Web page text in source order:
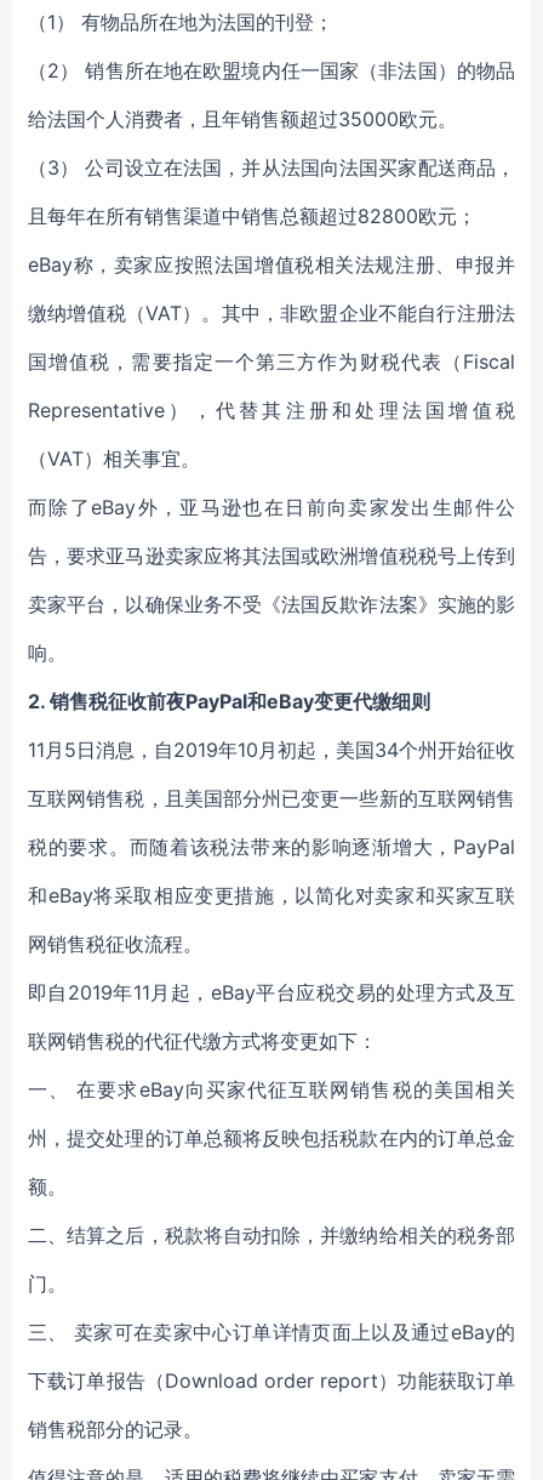
（1） 有物品所在地为法国的刊登；
（2） 销售所在地在欧盟境内任一国家（非法国）的物品
给法国个人消费者，且年销售额超过35000欧元。
（3） 公司设立在法国，并从法国向法国买家配送商品，
且每年在所有销售渠道中销售总额超过82800欧元；
eBay称，卖家应按照法国增值税相关法规注册、申报并
缴纳增值税（VAT）。其中，非欧盟企业不能自行注册法
国增值税，需要指定一个第三方作为财税代表（Fiscal
Representative），代替其注册和处理法国增值税
（VAT）相关事宜。
而除了eBay外，亚马逊也在日前向卖家发出生邮件公
告，要求亚马逊卖家应将其法国或欧洲增值税税号上传到
卖家平台，以确保业务不受《法国反欺诈法案》实施的影
响。
2. 销售税征收前夜PayPal和eBay变更代缴细则
11月5日消息，自2019年10月初起，美国34个州开始征收
互联网销售税，且美国部分州已变更一些新的互联网销售
税的要求。而随着该税法带来的影响逐渐增大，PayPal
和eBay将采取相应变更措施，以简化对卖家和买家互联
网销售税征收流程。
即自2019年11月起，eBay平台应税交易的处理方式及互
联网销售税的代征代缴方式将变更如下：
一、 在要求eBay向买家代征互联网销售税的美国相关
州，提交处理的订单总额将反映包括税款在内的订单总金
额。
二、结算之后，税款将自动扣除，并缴纳给相关的税务部
门。
三、 卖家可在卖家中心订单详情页面上以及通过eBay的
下载订单报告（Download order report）功能获取订单
销售税部分的记录。